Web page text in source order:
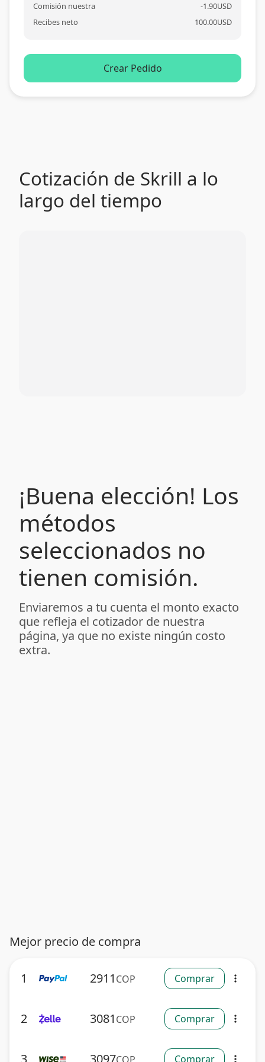
Comisión nuestra -1.90USD
Recibes neto
100.00USD
Crear Pedido
Cotización de Skrill a lo
largo del tiempo
¡Buena elección! Los
métodos
seleccionados no
tienen comisión.
Enviaremos a tu cuenta el monto exacto
que refleja el cotizador de nuestra
página, ya que no existe ningún costo
extra.
Mejor precio de compra
1 2911 COP Comprar more_vert
2 3081 COP Comprar more_vert
3 3097 Comprar more_vert